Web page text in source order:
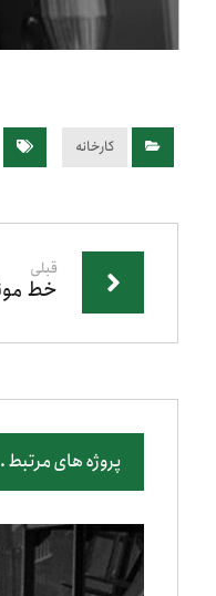
کارخانه
قبلی
خط
پروژه های مرتبط